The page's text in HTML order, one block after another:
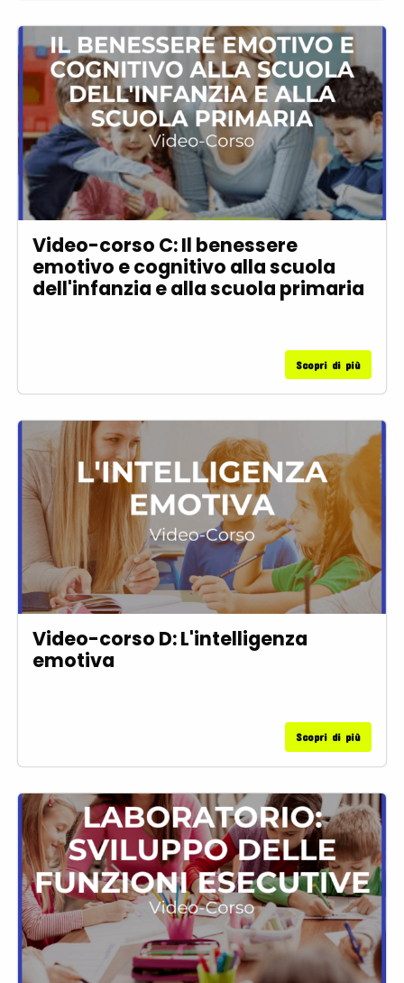
Video-corso C: Il benessere
emotivo e cognitivo alla scuola
dell'infanzia e alla scuola primaria
Scopri di più
Video-corso D: L'intelligenza
emotiva
Scopri di più